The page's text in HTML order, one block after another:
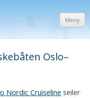
Meny
Oslo–
Nordic Cruiseline seiler